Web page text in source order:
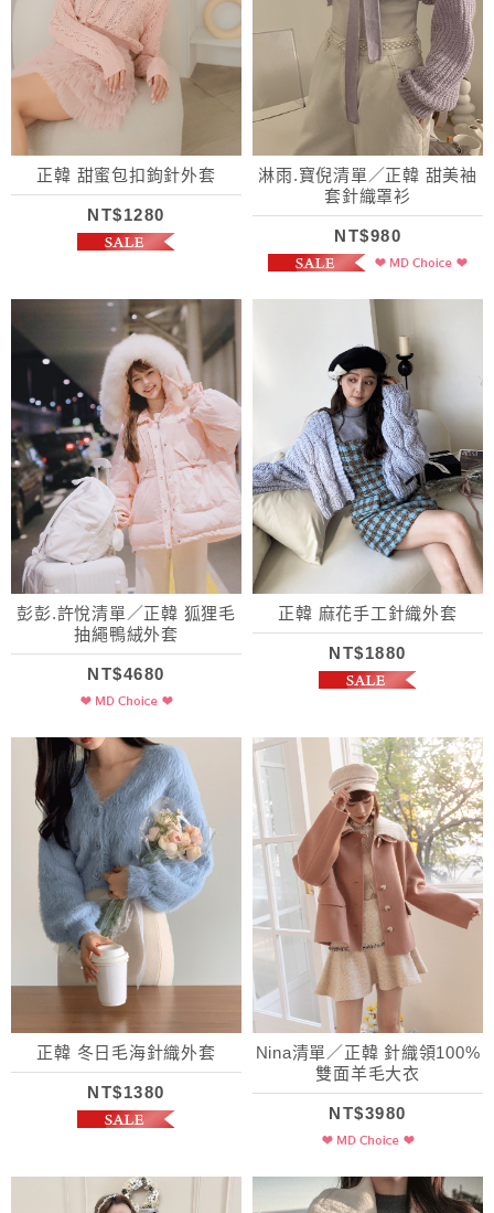
正韓 甜蜜包扣鉤針外套
NT$1280
淋雨.寶倪清單／正韓 甜美袖
套針織罩衫
NT$980
彭彭.許悅清單／正韓 狐狸毛
抽繩鴨絨外套
NT$4680
正韓 麻花手工針織外套
NT$1880
正韓 冬日毛海針織外套
NT$1380
Nina清單／正韓 針織領100%
雙面羊毛大衣
NT$3980